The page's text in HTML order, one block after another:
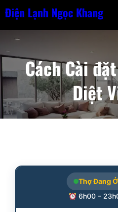
Chuyển
nội
Điện Lạnh Ngọc Khang
Cách Cài
Diệt
Thợ Đang
6h00 –